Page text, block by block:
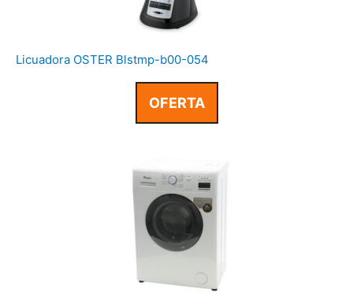
Licuadora OSTER Blstmp-b00-054
OFERTA